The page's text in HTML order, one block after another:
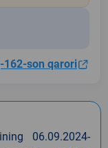
162-son qarori
06.09.2024-